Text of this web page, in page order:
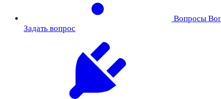
Вопросы
Задать вопрос